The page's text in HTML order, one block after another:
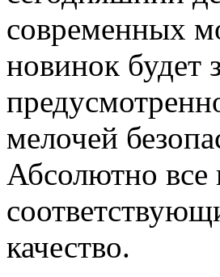
современных
новинок будет
мелочей
Абсолютно
качество.